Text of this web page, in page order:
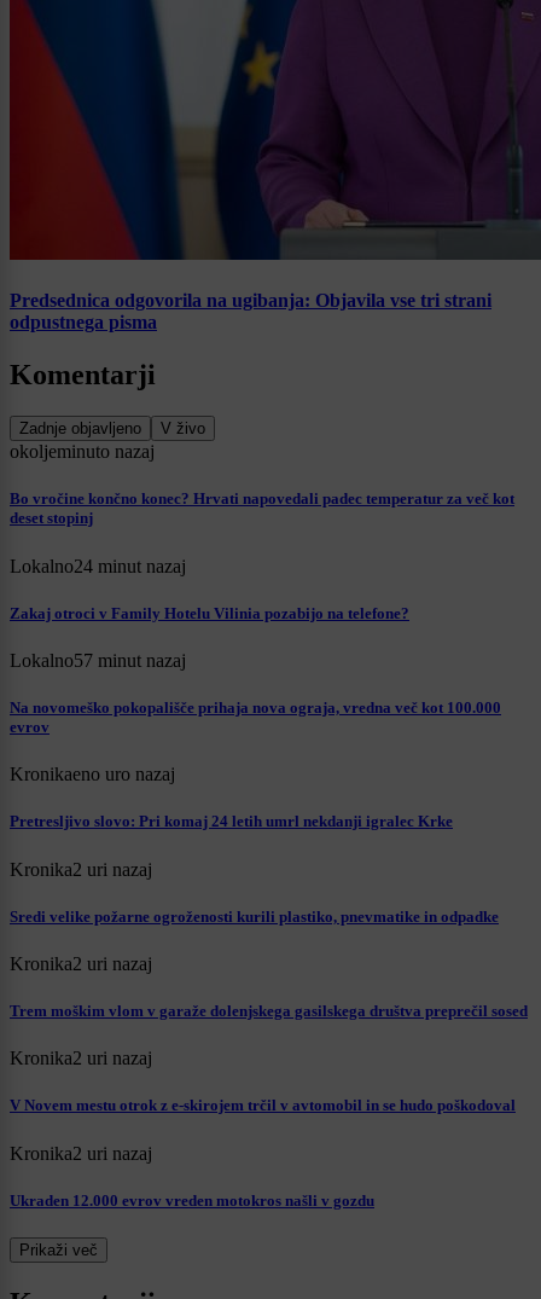
Predsednica odgovorila na ugibanja: Objavila vse tri strani
odpustnega pisma
Komentarji
Zadnje objavljeno V živo
okoljeminuto nazaj
Bo vročine končno konec? Hrvati napovedali padec temperatur za več kot
deset stopinj
Lokalno24 minut nazaj
Zakaj otroci v Family Hotelu Vilinia pozabijo na telefone?
Lokalno57 minut nazaj
Na novomeško pokopališče prihaja nova ograja, vredna več kot 100.000
evrov
Kronikaeno uro nazaj
Pretresljivo slovo: Pri komaj 24 letih umrl nekdanji igralec Krke
Kronika2 uri nazaj
Sredi velike požarne ogroženosti kurili plastiko, pnevmatike in odpadke
Kronika2 uri nazaj
Trem moškim vlom v garaže dolenjskega gasilskega društva preprečil sosed
Kronika2 uri nazaj
V Novem mestu otrok z e-skirojem trčil v avtomobil in se hudo poškodoval
Kronika2 uri nazaj
Ukraden 12.000 evrov vreden motokros našli v gozdu
Prikaži več